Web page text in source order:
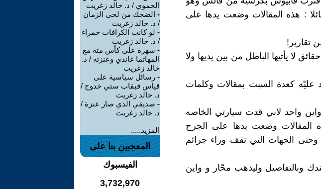
: هذه المقالات وضعت يدها على
تقارير!
لا يأتيها الباطل من بين يديها ولا
كعدة السبت بمقالات وكلمات
واحد لاني قدت سيارتي الخاصه
وضعت يدها على الجرح
الجهات التي تقف وراء جرائم
وبالتفاصيل وليذهب محّار و واين
الحموي / د. خالد زغريت
- الضحك من لحى الزمان
/ د. خالد زغريت
- لو كانت الكرافات حمراء
/ د. خالد زغريت
- سهرة على كأس متة مع
المهاتما غاندي وعنزته / د.
خالد زغريت
- رسائل سياسية على
قياس قبقاب ستي خدوج /
د. خالد زغريت
- صديقي الذي صار عنزة /
د. خالد زغريت
المزيد.....
المعجبين بنا على
الفيسبوك
3,732,970